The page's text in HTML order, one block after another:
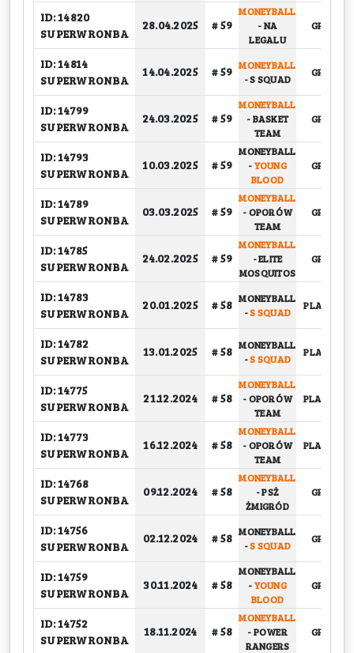
ID: 14820
SUPERWRONBA
28.04.2025 # 59
MONEYBALL
-NA
LEGALU
ID: 14814
SUPERWRONBA
14.04.2025 # 59 MONEYBALL
-S SQUAD
ID: 14799
SUPERWRONBA
24.03.2025 # 59
MONEYBALL
-BASKET
TEAM
ID: 14793
SUPERWRONBA
10.03.2025 # 59
MONEYBALL
-YOUNG
BLOOD
ID: 14789
SUPERWRONBA
03.03.2025 # 59
MONEYBALL
-OPORÓW
TEAM
ID: 14785
SUPERWRONBA
24.02.2025 # 59
MONEYBALL
-ELITE
MOSQUITOS
ID: 14783
SUPERWRONBA
20.01.2025 # 58 MONEYBALL
-S SQUAD
PLAY-OFF,
ID: 14782
SUPERWRONBA
13.01.2025 # 58 MONEYBALL
-S SQUAD
PLAY-OFF,
ID: 14775
SUPERWRONBA
21.12.2024 # 58
MONEYBALL
-OPORÓW
TEAM
PLAY-OFF,
ID: 14773
SUPERWRONBA
16.12.2024 # 58
MONEYBALL
-OPORÓW
TEAM
PLAY-OFF,
ID: 14768
SUPERWRONBA
09.12.2024 # 58
MONEYBALL
-PSŻ
ŻMIGRÓD
ID: 14756
SUPERWRONBA
02.12.2024 # 58 MONEYBALL
-S SQUAD
ID: 14759
SUPERWRONBA
30.11.2024 # 58
MONEYBALL
-YOUNG
BLOOD
ID: 14752
SUPERWRONBA
18.11.2024 # 58
MONEYBALL
-POWER
RANGERS